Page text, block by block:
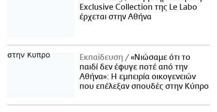
Exclusive Collection της Le Labo
έρχεται στην Αθήνα
Εκπαίδευση
«Νιώσαμε ότι το
παιδί δεν έφυγε ποτέ από την
Αθήνα»: Η εμπειρία οικογενειών
που επέλεξαν σπουδές στην Κύπρο